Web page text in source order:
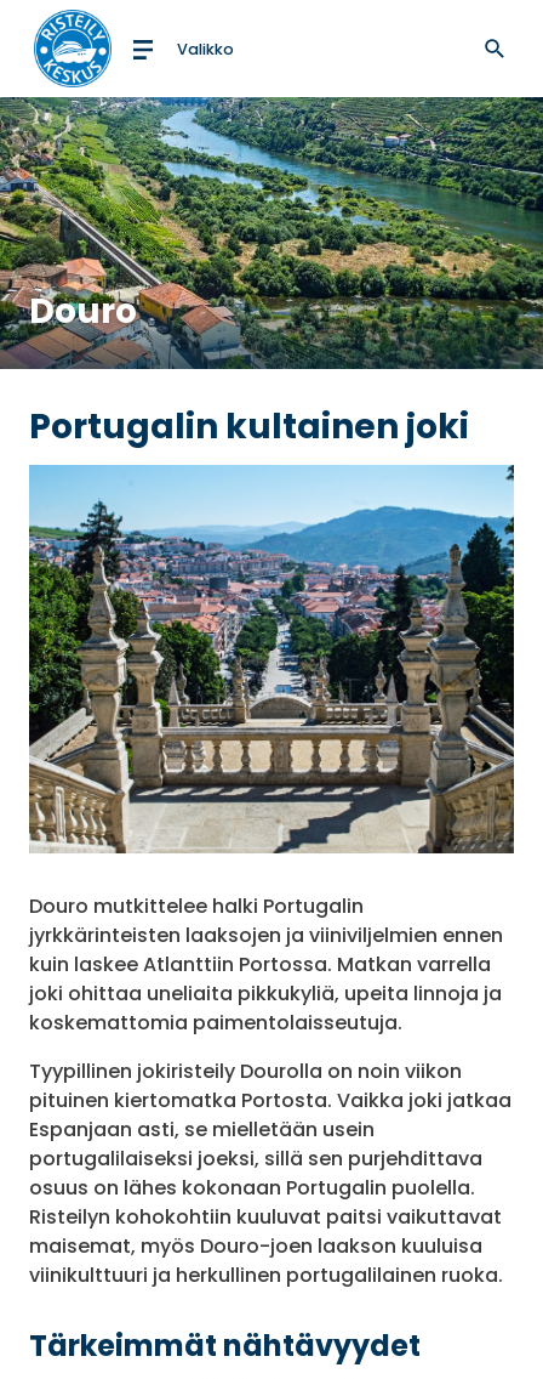
Etusivulle
Valikko
Douro
Portugalin kultainen joki
Douro mutkittelee halki Portugalin
jyrkkärinteisten laaksojen ja viiniviljelmien ennen
kuin laskee Atlanttiin Portossa. Matkan varrella
joki ohittaa uneliaita pikkukyliä, upeita linnoja ja
koskemattomia paimentolaisseutuja.
Tyypillinen jokiristeily Dourolla on noin viikon
pituinen kiertomatka Portosta. Vaikka joki jatkaa
Espanjaan asti, se mielletään usein
portugalilaiseksi joeksi, sillä sen purjehdittava
osuus on lähes kokonaan Portugalin puolella.
Risteilyn kohokohtiin kuuluvat paitsi vaikuttavat
maisemat, myös Douro-joen laakson kuuluisa
viinikulttuuri ja herkullinen portugalilainen ruoka.
Tärkeimmät nähtävyydet